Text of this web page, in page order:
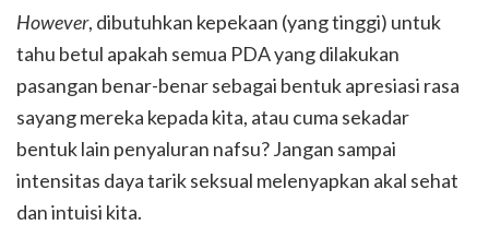
However, dibutuhkan kepekaan (yang tinggi) untuk
tahu betul apakah semua PDA yang dilakukan
pasangan benar-benar sebagai bentuk apresiasi rasa
sayang mereka kepada kita, atau cuma sekadar
bentuk lain penyaluran nafsu? Jangan sampai
intensitas daya tarik seksual melenyapkan akal sehat
dan intuisi kita.